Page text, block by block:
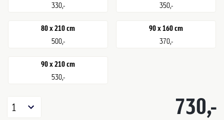
330,- 350,-
80 x 210 cm
500,-
90 x 160 cm
370,-
90 x 210 cm
530,-
730,-
1